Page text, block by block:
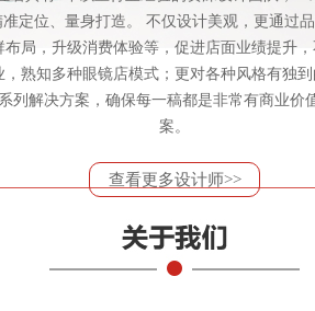
定位、量身打造。 不仅设计美观，更通过
布局，升级消费体验等，促进店面业绩提升
，熟知多种眼镜店模式；更对各种风格有独
列解决方案，确保每一稿都是非常有商业价
案。
查看更多设计师>>